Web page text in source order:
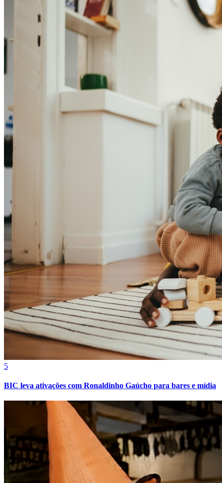
Fortaleza
5
BIC leva ativações com Ronaldinho Gaúcho para bares e mídia